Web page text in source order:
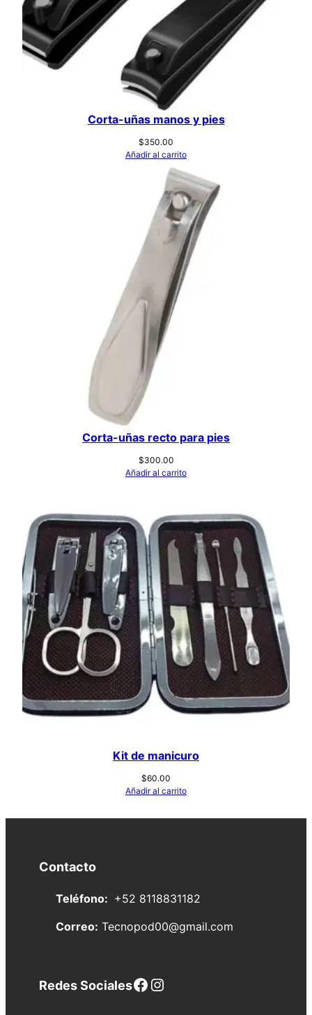
Corta-uñas manos y pies
$350.00
Añadir al carrito
Corta-uñas recto para pies
$300.00
Añadir al carrito
Kit de manicuro
$60.00
Añadir al carrito
Contacto
Teléfono: +52 8118831182
Correo: Tecnopod00@gmail.com
Redes SocialesFacebook Instagram